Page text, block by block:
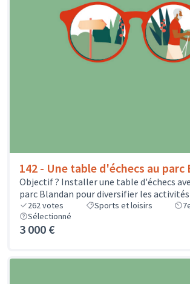
142 - Une table d'échecs au parc
Objectif ? Installer une table d'échecs
parc Blandan pour diversifier les
262votes Sports et loisirs
Sélectionné
3 000 €